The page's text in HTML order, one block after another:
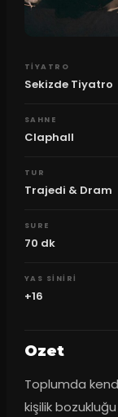
TIYATRO
Sekizde Tiyatro
SAHNE
Claphall
TUR
Trajedi & Dram
SURE
70 dk
YAS SINIRI
+16
Ozet
Toplumda
kişilik